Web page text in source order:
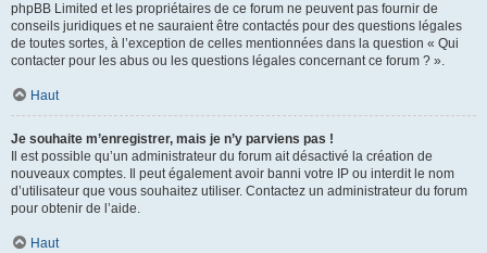
phpBB Limited et les propriétaires de ce forum ne peuvent pas fournir de
conseils juridiques et ne sauraient être contactés pour des questions légales
de toutes sortes, à l’exception de celles mentionnées dans la question « Qui
contacter pour les abus ou les questions légales concernant ce forum ? ».
Haut
Je souhaite m’enregistrer, mais je n’y parviens pas !
Il est possible qu’un administrateur du forum ait désactivé la création de
nouveaux comptes. Il peut également avoir banni votre IP ou interdit le nom
d’utilisateur que vous souhaitez utiliser. Contactez un administrateur du forum
pour obtenir de l’aide.
Haut